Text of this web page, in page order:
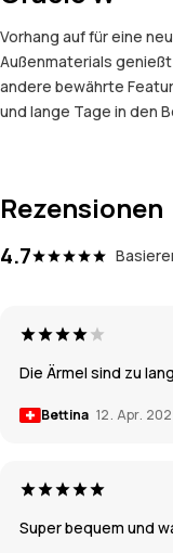
Vorhang auf für eine
Außenmaterials
andere bewährte
und lange Tage in den
Rezensionen
4.7
Die Ärmel sind zu
Bettina 12. Apr.
Super bequem und